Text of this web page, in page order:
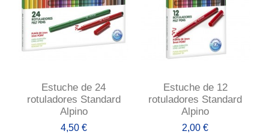
Estuche de 24
rotuladores Standard
Alpino
4,50 €
Estuche de 12
rotuladores Standard
Alpino
2,00 €